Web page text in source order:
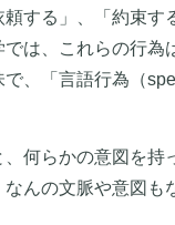
頼する」、「約束す
では、これらの行為
、「言語行為（
何らかの意図を持
んの文脈や意図も